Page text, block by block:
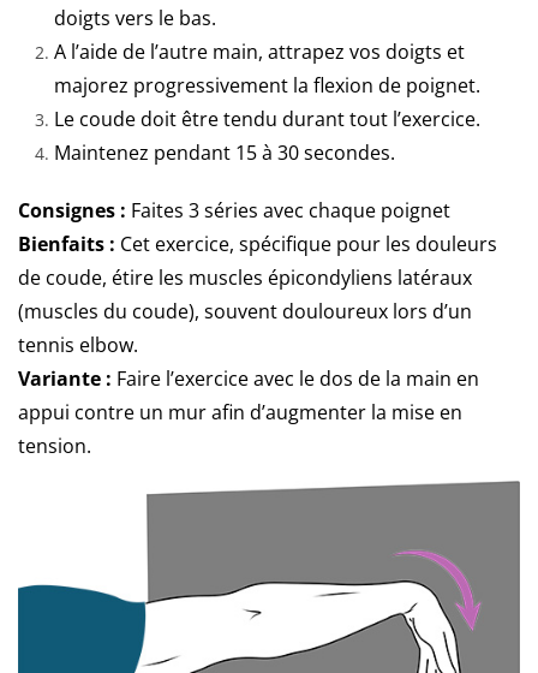
doigts vers le bas.
A l’aide de l’autre main, attrapez vos doigts et
majorez progressivement la flexion de poignet.
Le coude doit être tendu durant tout l’exercice.
Maintenez pendant 15 à 30 secondes.
Consignes : Faites 3 séries avec chaque poignet
Bienfaits : Cet exercice, spécifique pour les douleurs
de coude, étire les muscles épicondyliens latéraux
(muscles du coude), souvent douloureux lors d’un
tennis elbow.
Variante : Faire l’exercice avec le dos de la main en
appui contre un mur afin d’augmenter la mise en
tension.